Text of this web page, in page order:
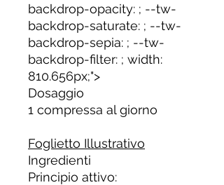
backdrop-opacity: ; --tw-
backdrop-saturate: ; --tw-
backdrop-sepia: ; --tw-
backdrop-filter: ; width:
810.656px;">
Dosaggio
1 compressa al giorno
Foglietto Illustrativo
Ingredienti
Principio attivo: